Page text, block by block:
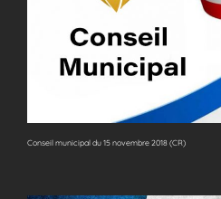
Conseil municipal du 15 novembre 2018 (CR)